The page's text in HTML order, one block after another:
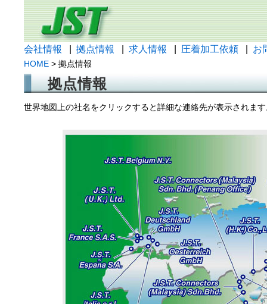
会社情報 拠点情報 求人情報 圧着加工依頼 お
HOME > 拠点情報
拠点情報
世界地図上の社名をクリックすると詳細な連絡先が表示されま